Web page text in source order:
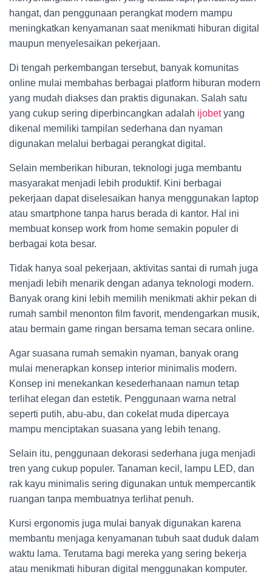
hangat, dan penggunaan perangkat modern mampu
meningkatkan kenyamanan saat menikmati hiburan digital
maupun menyelesaikan pekerjaan.
Di tengah perkembangan tersebut, banyak komunitas
online mulai membahas berbagai platform hiburan modern
yang mudah diakses dan praktis digunakan. Salah satu
yang cukup sering diperbincangkan adalah ijobetyang
dikenal memiliki tampilan sederhana dan nyaman
digunakan melalui berbagai perangkat digital.
Selain memberikan hiburan, teknologi juga membantu
masyarakat menjadi lebih produktif. Kini berbagai
pekerjaan dapat diselesaikan hanya menggunakan laptop
atau smartphone tanpa harus berada di kantor. Hal ini
membuat konsep work from home semakin populer di
berbagai kota besar.
Tidak hanya soal pekerjaan, aktivitas santai di rumah juga
menjadi lebih menarik dengan adanya teknologi modern.
Banyak orang kini lebih memilih menikmati akhir pekan di
rumah sambil menonton film favorit, mendengarkan musik,
atau bermain game ringan bersama teman secara online.
Agar suasana rumah semakin nyaman, banyak orang
mulai menerapkan konsep interior minimalis modern.
Konsep ini menekankan kesederhanaan namun tetap
terlihat elegan dan estetik. Penggunaan warna netral
seperti putih, abu-abu, dan cokelat muda dipercaya
mampu menciptakan suasana yang lebih tenang.
Selain itu, penggunaan dekorasi sederhana juga menjadi
tren yang cukup populer. Tanaman kecil, lampu LED, dan
rak kayu minimalis sering digunakan untuk mempercantik
ruangan tanpa membuatnya terlihat penuh.
Kursi ergonomis juga mulai banyak digunakan karena
membantu menjaga kenyamanan tubuh saat duduk dalam
waktu lama. Terutama bagi mereka yang sering bekerja
atau menikmati hiburan digital menggunakan komputer.